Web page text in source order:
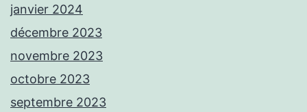
janvier 2024
décembre 2023
novembre 2023
octobre 2023
septembre 2023